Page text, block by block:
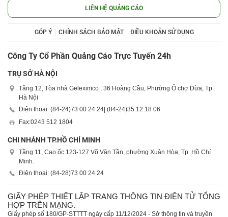
LIÊN HỆ QUẢNG CÁO
GÓP Ý CHÍNH SÁCH BẢO MẬT ĐIỀU KHOẢN SỬ DỤNG
Công Ty Cổ Phần Quảng Cáo Trực Tuyến 24h
TRỤ SỞ HÀ NỘI
Tầng 12, Tòa nhà Geleximco , 36 Hoàng Cầu, Phường Ô chợ Dừa, Tp.
Hà Nội
Điện thoại: (84-24)73 00 24 24 | (84-24)35 12 18 06
Fax:0243 512 1804
CHI NHÁNH TP.HỒ CHÍ MINH
Tầng 11, Cao ốc 123-127 Võ Văn Tần, phường Xuân Hòa, Tp. Hồ Chí
Minh.
Điện thoại: (84-28)73 00 24 24
GIẤY PHÉP THIẾT LẬP TRANG THÔNG TIN ĐIỆN TỬ TỔNG
HỢP TRÊN MẠNG.
Giấy phép số 180/GP-STTTT ngày cấp 11/12/2024 - Sở thông tin và truyền